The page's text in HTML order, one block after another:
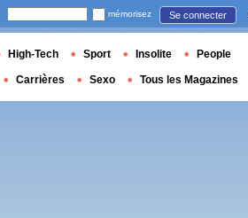
mémorisez Se connecter
High-Tech Sport Insolite People
Carrières Sexo Tous les Magazines